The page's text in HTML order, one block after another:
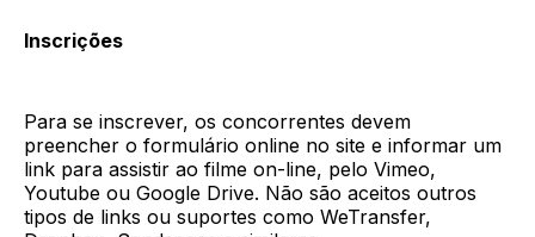
Inscrições
Para se inscrever, os concorrentes devem
preencher o formulário online no site e informar um
link para assistir ao filme on-line, pelo Vimeo,
Youtube ou Google Drive. Não são aceitos outros
tipos de links ou suportes como WeTransfer,